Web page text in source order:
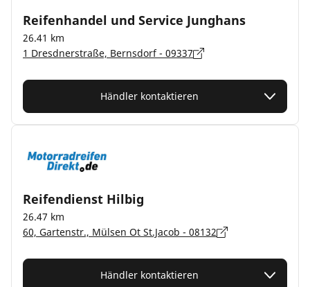
Reifenhandel und Service Junghans
26.41 km
1 Dresdnerstraße, Bernsdorf - 09337
Händler kontaktieren
Reifendienst Hilbig
26.47 km
60, Gartenstr., Mülsen Ot St.Jacob - 08132
Händler kontaktieren